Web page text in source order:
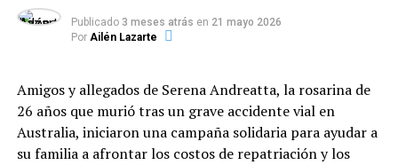
Financiamiento, control e inversión
La red se enmarca en la
Ordenanza N.º 12.937
(sancionada en 2024), la cual creó elFondo de
Asistencia Alimentaria
. Este programa se financia
fuego, el cual amenazaba con alcanzar algunas
estructuras edilicias y viviendas cercanas. Tras largas
siniestro, confirmando que las pérdidas materiales
afectaron principalmente a decenas de hectáreas de
malezas y monte natural. Por su parte, el felino que
desencadenó el incidente logró huir del lugar apenas se
Publicado 3 meses atrás en 21 mayo 2026
Por Ailén Lazarte
Amigos y allegados de Serena Andreatta, la rosarina de
26 años que murió tras un grave accidente vial en
Australia, iniciaron una campaña solidaria para ayudar a
su familia a afrontar los costos de repatriación y los